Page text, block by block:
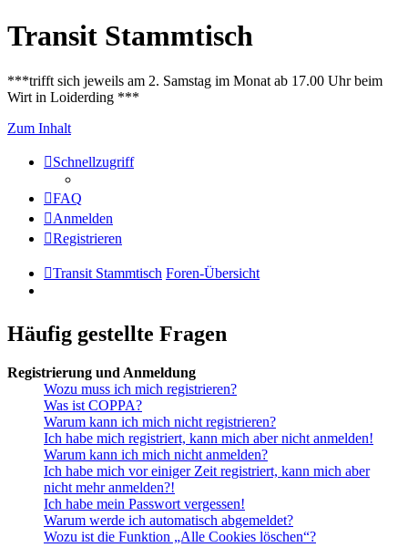
Transit Stammtisch
***trifft sich jeweils am 2. Samstag im Monat ab 17.00 Uhr beim
Wirt in Loiderding ***
Zum Inhalt
Schnellzugriff
FAQ
Anmelden
Registrieren
Transit Stammtisch Foren-Übersicht
Häufig gestellte Fragen
Registrierung und Anmeldung
Wozu muss ich mich registrieren?
Was ist COPPA?
Warum kann ich mich nicht registrieren?
Ich habe mich registriert, kann mich aber nicht anmelden!
Warum kann ich mich nicht anmelden?
Ich habe mich vor einiger Zeit registriert, kann mich aber
nicht mehr anmelden?!
Ich habe mein Passwort vergessen!
Warum werde ich automatisch abgemeldet?
Wozu ist die Funktion „Alle Cookies löschen“?